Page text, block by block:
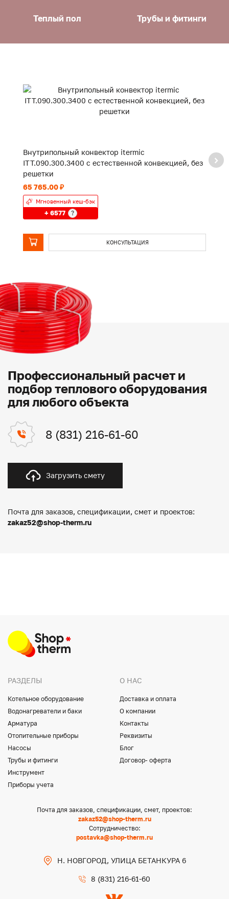
Теплый пол Трубы и фитинги
Внутрипольный конвектор itermic
ITT.090.300.3400 с естественной конвекцией, без
решетки
65 765.00 ₽
Мгновенный кеш-бэк
+ 6577 ?
КОНСУЛЬТАЦИЯ
Профессиональный расчет и
подбор теплового оборудования
для любого объекта
8 (831) 216-61-60
Загрузить смету
Почта для заказов, спецификации, смет и проектов:
zakaz52@shop-therm.ru
РАЗДЕЛЫ
Котельное оборудование
Водонагреватели и баки
Арматура
Отопительные приборы
Насосы
Трубы и фитинги
Инструмент
Приборы учета
О НАС
Доставка и оплата
О компании
Контакты
Реквизиты
Блог
Договор- оферта
Почта для заказов, спецификации, смет, проектов:
zakaz52@shop-therm.ru
Сотрудничество:
postavka@shop-therm.ru
Н. НОВГОРОД, УЛИЦА БЕТАНКУРА 6
8 (831) 216-61-60